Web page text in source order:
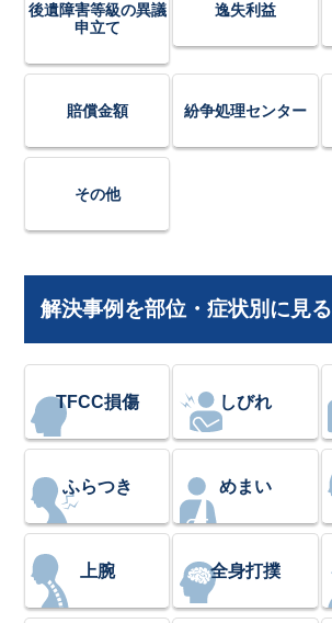
後遺障害等級の異議
申立て
逸失利益
賠償金額 紛争処理センター
その他
解決事例を部位・症状別に見る
TFCC損傷 しびれ
ふらつき めまい
上腕 全身打撲